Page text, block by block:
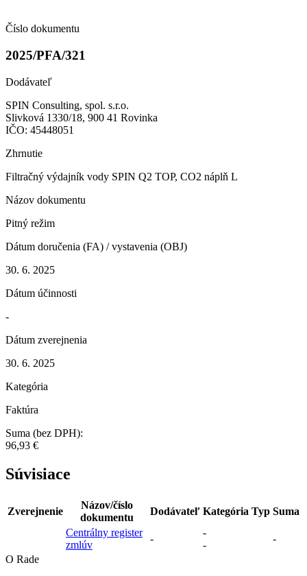
Číslo dokumentu
2025/PFA/321
Dodávateľ
SPIN Consulting, spol. s.r.o.
Slivková 1330/18, 900 41 Rovinka
IČO: 45448051
Zhrnutie
Filtračný výdajník vody SPIN Q2 TOP, CO2 náplň L
Názov dokumentu
Pitný režim
Dátum doručenia (FA) / vystavenia (OBJ)
30. 6. 2025
Dátum účinnosti
-
Dátum zverejnenia
30. 6. 2025
Kategória
Faktúra
Suma (bez DPH):
96,93 €
Súvisiace
Zverejnenie
Názov/číslo
dokumentu
Dodávateľ Kategória Typ Suma
Centrálny register
zmlúv
-
-
-
-
O Rade